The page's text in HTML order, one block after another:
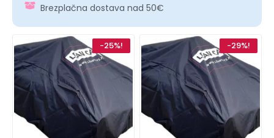
Brezplačna dostava nad 50€
-25%! -29%!